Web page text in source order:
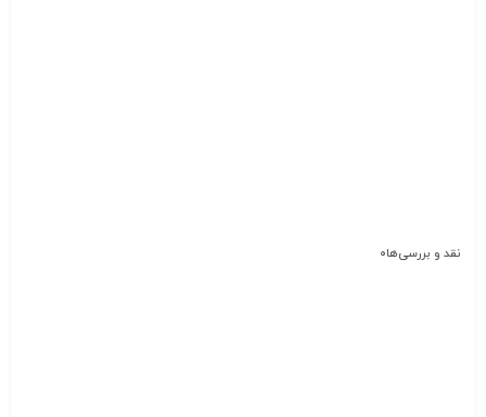
نقد و بررسی‌ها0